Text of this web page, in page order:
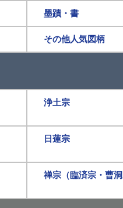
墨蹟・書
その他人気図柄
浄土宗
日蓮宗
禅宗（臨済宗・曹